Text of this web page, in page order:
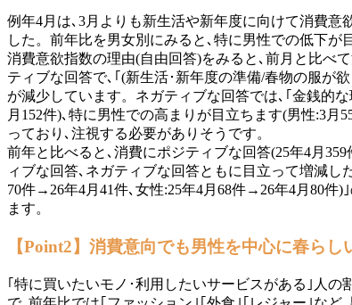
例年4月は､3月よりも新生活や新年度に向けて消費意
した。前年比を男女別にみると､特に男性での低下が
消費意欲指数の理由(自由回答)をみると､前月と比べ
ティブな回答で､｢(新生活･新年度の準備/春物の服が
が減少しています。ネガティブな回答では､｢金銭的
月152件)､特に男性での高まりが目立ちます(男性:3
っており､注視する必要がありそうです。
前年と比べると､消費にポジティブな回答(25年4月
ィブな回答､ネガティブな回答ともに目立って増減し
70件→26年4月41件､女性:25年4月68件→26年4月80件
ます。
【Point2】消費意向でも男性を中心に春ら
｢特に買いたいモノ･利用したいサービスがある｣人の